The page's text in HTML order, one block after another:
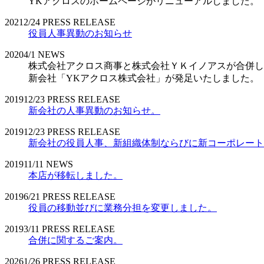
2021 2/24 PRESS RELEASE
役員人事異動のお知らせ
20204/1 NEWS
株式会社アクロス商事と株式会社ＹＫイノアスが合併し
新会社「YKアクロス株式会社」が発足いたしました。
201912/23 PRESS RELEASE
新会社の人事異動のお知らせ。
201912/23 PRESS RELEASE
新会社の役員人事、新組織体制ならびに新コーポレート
201911/11 NEWS
本店が移転しました。
20196/21 PRESS RELEASE
役員の移動並びに業務分担を変更しました。
20193/11 PRESS RELEASE
合併に関するご案内。
20261/26 PRESS RELEASE